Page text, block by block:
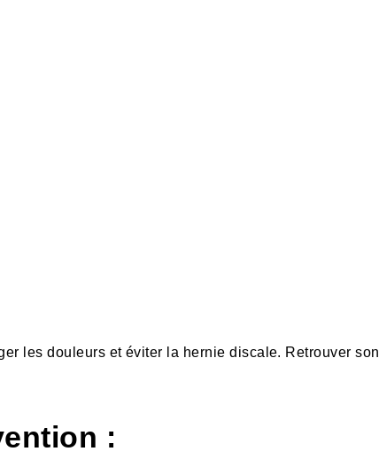
les douleurs et éviter la hernie discale. Retrouver son
: